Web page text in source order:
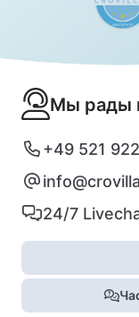
Мы рады
+49 521
24/7